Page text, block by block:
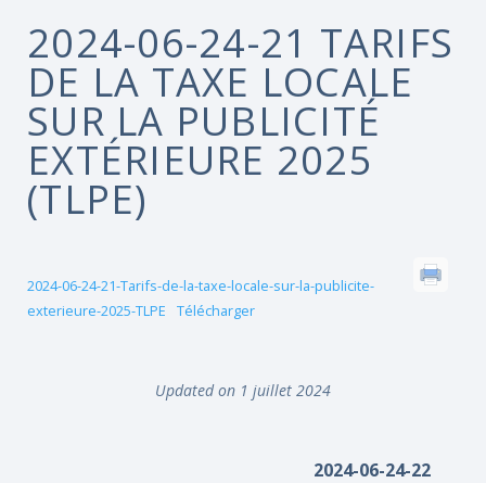
2024-06-24-21 TARIFS
DE LA TAXE LOCALE
SUR LA PUBLICITÉ
EXTÉRIEURE 2025
(TLPE)
2024-06-24-21-Tarifs-de-la-taxe-locale-sur-la-publicite-
exterieure-2025-TLPE
Télécharger
Updated on 1 juillet 2024
2024-06-24-22